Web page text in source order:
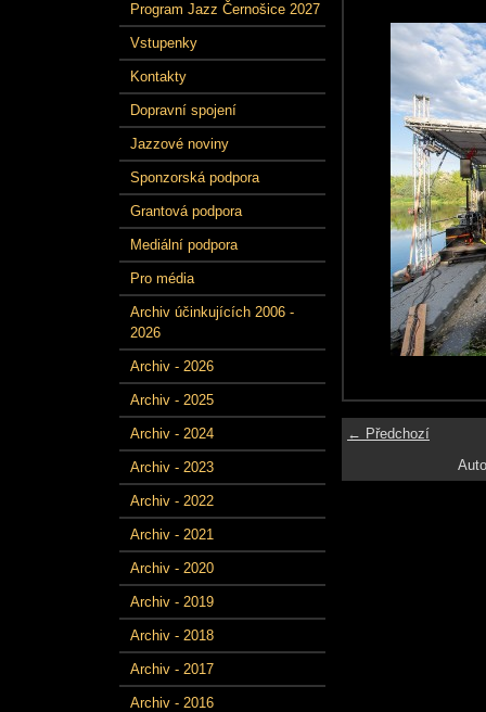
Program Jazz Černošice 2027
Vstupenky
Kontakty
Dopravní spojení
Jazzové noviny
Sponzorská podpora
Grantová podpora
Mediální podpora
Pro média
Archiv účinkujících 2006 -
2026
Archiv - 2026
Archiv - 2025
Archiv - 2024
Archiv - 2023
Archiv - 2022
Archiv - 2021
Archiv - 2020
Archiv - 2019
Archiv - 2018
Archiv - 2017
Archiv - 2016
← Předchozí